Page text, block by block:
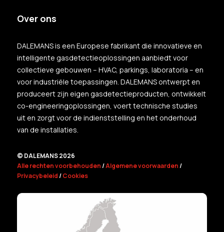
Over ons
DALEMANS is een Europese fabrikant die innovatieve en
intelligente gasdetectieoplossingen aanbiedt voor
collectieve gebouwen – HVAC, parkings, laboratoria – en
voor industriële toepassingen. DALEMANS ontwerpt en
produceert zijn eigen gasdetectieproducten, ontwikkelt
co-engineeringoplossingen, voert technische studies
uit en zorgt voor de indienststelling en het onderhoud
van de installaties.
© DALEMANS 2026
Alle rechten voorbehouden/Algemene voorwaarden/
Privacybeleid/Cookies